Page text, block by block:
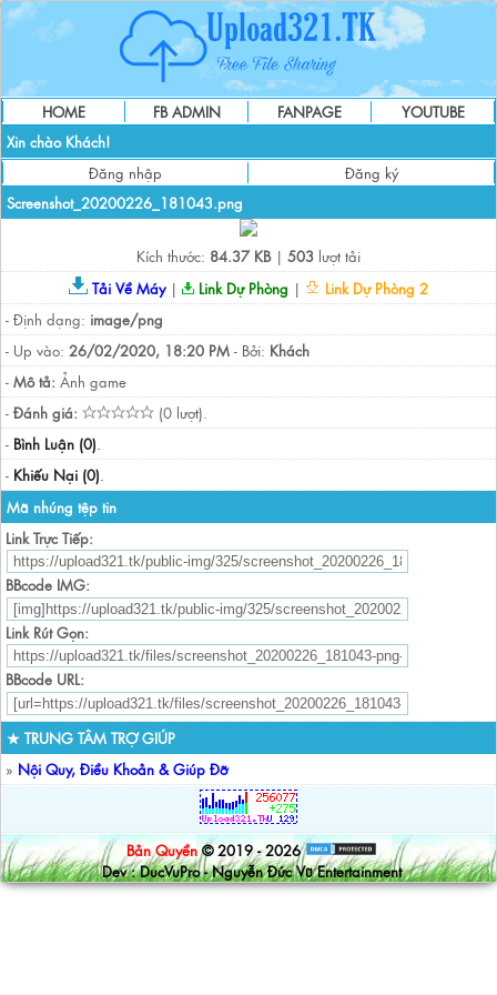
HOME FB ADMIN FANPAGE
YOUTUBE
Xin chào Khách!
Đăng nhập
Đăng ký
Screenshot_20200226_181043.png
Kích thước: 84.37 KB| 503 lượt tải
Tải Về Máy| Link Dự Phòng |
Link Dự Phòng 2
- Định dạng: image/png
- Up vào: 26/02/2020, 18:20 PM - Bởi: Khách
- Mô tả: Ảnh game
- Đánh giá:
(0 lượt).
- Bình Luận (0).
- Khiếu Nại (0).
Mã nhúng tệp tin
Link Trực Tiếp:
BBcode IMG:
Link Rút Gọn:
BBcode URL:
★ TRUNG TÂM TRỢ GIÚP
» Nội Quy, Điều Khoản & Giúp Đỡ
Bản Quyền © 2019 - 2026
Dev : DucVuPro - Nguyễn Đức Vũ Entertainment